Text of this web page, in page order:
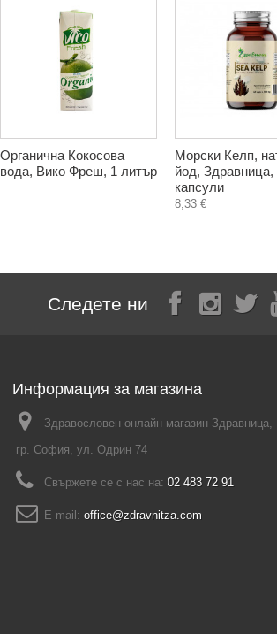
Органична Кокосова
вода, Вико Фреш, 1 литър
Морски Келп,
йод, Здравница,
капсули
8,33 €
Следете ни
Информация за магазина
Здравословен онлайн магазин Здравница,
гр. София, ул. Одрин 74
Свържете се с нас на: 02 483 72 91
E-mail: office@zdravnitza.com